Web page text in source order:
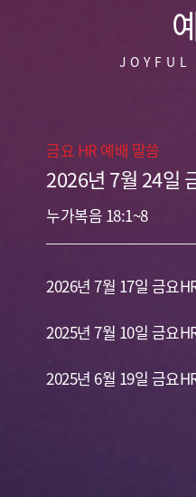
JOYFUL
금요 HR 예배 말씀
2026년 7월 24일
누가복음 18:1~8
2026년 7월 17일 금요
식 목사) 청함을 받은 자
2025년 7월 10일 금요
규 목사) 하나님과의 사
2025년 6월 19일 금요